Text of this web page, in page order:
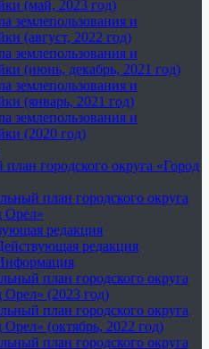
(май, 2023 год)
землепользования и
(август, 2022 год)
землепользования и
(июнь, декабрь, 2021 год)
землепользования и
(январь, 2021 год)
землепользования и
(2020 год)
план городского округа «Город
план городского округа
Орел»
редакция
редакция
план городского округа
Орел» (2023 год)
план городского округа
Орел» (октябрь, 2022 год)
план городского округа